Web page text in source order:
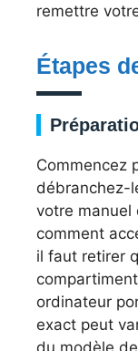
remettre
Étapes
Commencez
débranchez-
votre manuel
comment
il faut retirer
ordinateur
exact peut